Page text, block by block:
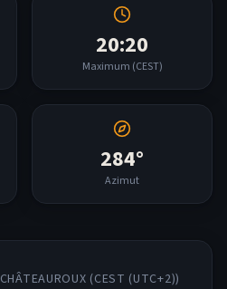
20:20
Maximum (CEST)
284°
Azimut
CHÂTEAUROUX (CEST (UTC+2))